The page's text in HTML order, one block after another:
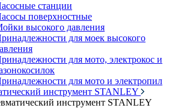
станции
поверхностные
высокого давления
для моек высокого
для мото, электрокос и
для мото и электропил
инструмент STANLEY
инструмент STANLEY